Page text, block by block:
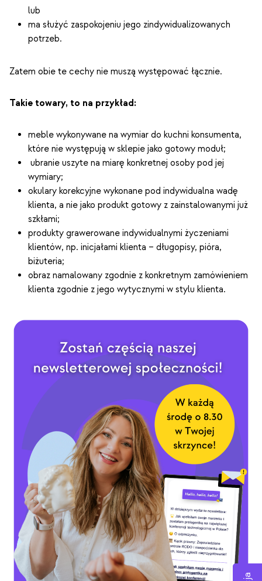
lub
ma służyć zaspokojeniu jego zindywidualizowanych
potrzeb.
Zatem obie te cechy nie muszą występować łącznie.
Takie towary, to na przykład:
meble wykonywane na wymiar do kuchni konsumenta,
które nie występują w sklepie jako gotowy moduł;
ubranie uszyte na miarę konkretnej osoby pod jej
wymiary;
okulary korekcyjne wykonane pod indywidualna wadę
klienta, a nie jako produkt gotowy z zainstalowanymi już
szkłami;
produkty grawerowane indywidualnymi życzeniami
klientów, np. inicjałami klienta – długopisy, pióra,
biżuteria;
obraz namalowany zgodnie z konkretnym zamówieniem
klienta zgodnie z jego wytycznymi w stylu klienta.